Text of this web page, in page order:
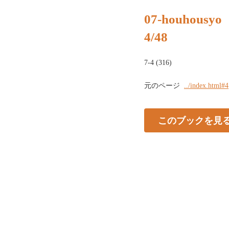
07-houhousyo
4/48
7-4 (316)
元のページ ../index.html#4
このブックを見